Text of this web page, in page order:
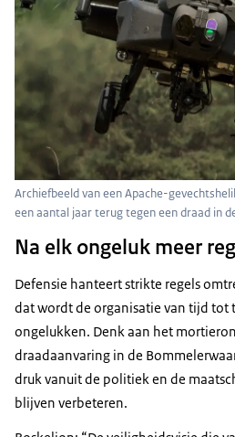
Archiefbeeld van een Apache-
een aantal jaar terug tegen een draad in
Na elk ongeluk meer
Defensie hanteert strikte regels
dat wordt de organisatie van tijd
ongelukken. Denk aan het
draadaanvaring in de
druk vanuit de politiek en de
blijven verbeteren.